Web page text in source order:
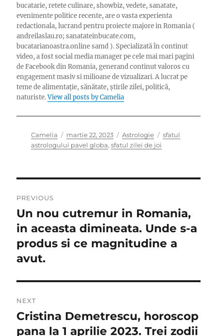
bucatarie, retete culinare, showbiz, vedete, sanatate,
evenimente politice recente, are o vasta experienta
redactionala, lucrand pentru proiecte majore in Romania (
andreilaslau.ro; sanatateinbucate.com,
bucatarianoastra.online samd ). Specializată în continut
video, a fost social media manager pe cele mai mari pagini
de Facebook din Romania, generand continut valoros cu
engagement masiv si milioane de vizualizari. A lucrat pe
teme de alimentație, sănătate, știrile zilei, politică,
naturiste.View all posts by Camelia
Author
Camelia
Posted
on
martie 22, 2023 Categories
Astrologie Tags
sfatul
astrologului pavel globa, sfatul zilei de joi
în
articole
PREVIOUS
Previous
post:
Un nou cutremur in Romania,
in aceasta dimineata. Unde s-a
produs si ce magnitudine a
avut.
NEXT
Next
post:
Cristina Demetrescu, horoscop
pana la 1 aprilie 2023. Trei zodii